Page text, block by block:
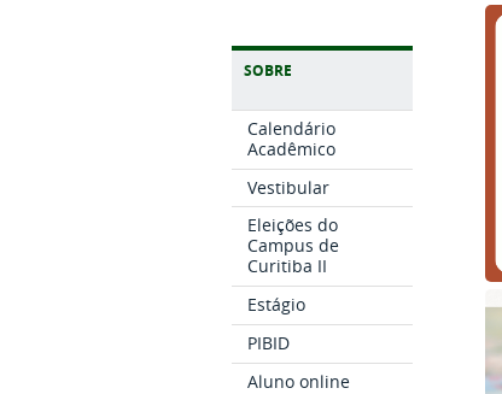
SOBRE
Calendário
Acadêmico
Vestibular
Eleições do
Campus de
Curitiba II
Estágio
PIBID
Aluno online